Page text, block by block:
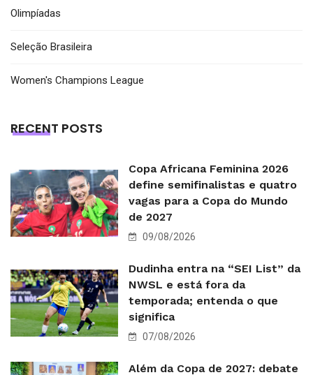
Olimpíadas
Seleção Brasileira
Women's Champions League
RECENT POSTS
Copa Africana Feminina 2026
define semifinalistas e quatro
vagas para a Copa do Mundo
de 2027
09/08/2026
Dudinha entra na “SEI List” da
NWSL e está fora da
temporada; entenda o que
significa
07/08/2026
Além da Copa de 2027: debate